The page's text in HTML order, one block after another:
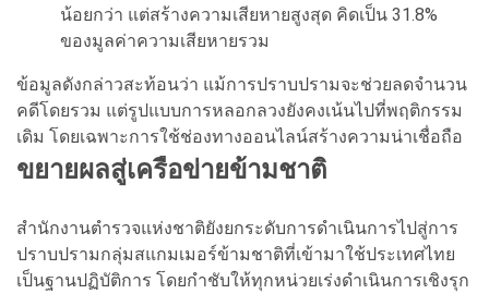
น้อยกว่า แต่สร้างความเสียหายสูงสุด คิดเป็น 31.8%
ของมูลค่าความเสียหายรวม
ข้อมูลดังกล่าวสะท้อนว่า แม้การปราบปรามจะช่วยลดจำนวน
คดีโดยรวม แต่รูปแบบการหลอกลวงยังคงเน้นไปที่พฤติกรรม
เดิม โดยเฉพาะการใช้ช่องทางออนไลน์สร้างความน่าเชื่อถือ
ขยายผลสู่เครือข่ายข้ามชาติ
สำนักงานตำรวจแห่งชาติยังยกระดับการดำเนินการไปสู่การ
ปราบปรามกลุ่มสแกมเมอร์ข้ามชาติที่เข้ามาใช้ประเทศไทย
เป็นฐานปฏิบัติการ โดยกำชับให้ทุกหน่วยเร่งดำเนินการเชิงรุก